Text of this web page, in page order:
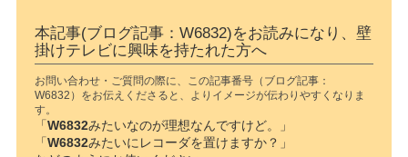
本記事(ブログ記事：W6832)をお読みになり、壁
掛けテレビに興味を持たれた方へ
お問い合わせ・ご質問の際に、この記事番号（ブログ記事：
W6832）をお伝えくださると、よりイメージが伝わりやすくなりま
す。
「W6832みたいなのが理想なんですけど。」
「W6832みたいにレコーダを置けますか？」